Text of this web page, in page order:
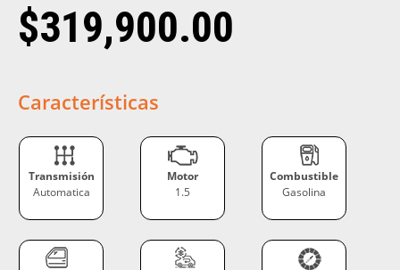
$319,900.00
Características
Transmisión
Automatica
Motor
1.5
Combustible
Gasolina